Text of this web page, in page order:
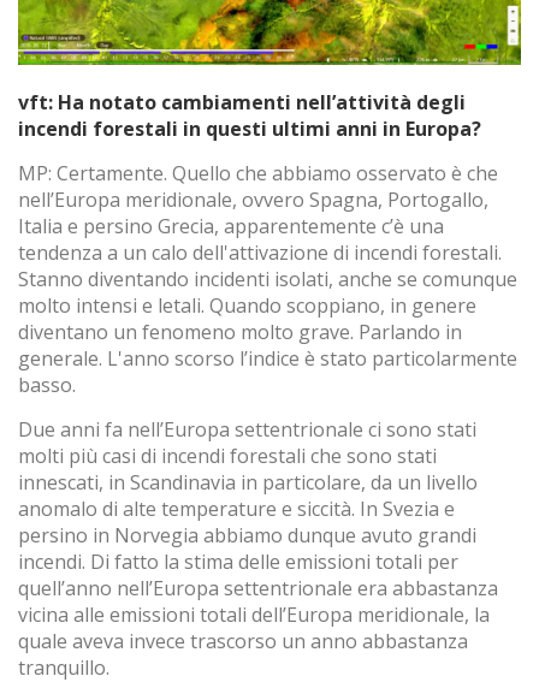
vft: Ha notato cambiamenti nell’attività degli
incendi forestali in questi ultimi anni in Europa?
MP: Certamente. Quello che abbiamo osservato è che
nell’Europa meridionale, ovvero Spagna, Portogallo,
Italia e persino Grecia, apparentemente c’è una
tendenza a un calo dell'attivazione di incendi forestali.
Stanno diventando incidenti isolati, anche se comunque
molto intensi e letali. Quando scoppiano, in genere
diventano un fenomeno molto grave. Parlando in
generale. L'anno scorso l’indice è stato particolarmente
basso.
Due anni fa nell’Europa settentrionale ci sono stati
molti più casi di incendi forestali che sono stati
innescati, in Scandinavia in particolare, da un livello
anomalo di alte temperature e siccità. In Svezia e
persino in Norvegia abbiamo dunque avuto grandi
incendi. Di fatto la stima delle emissioni totali per
quell’anno nell’Europa settentrionale era abbastanza
vicina alle emissioni totali dell’Europa meridionale, la
quale aveva invece trascorso un anno abbastanza
tranquillo.